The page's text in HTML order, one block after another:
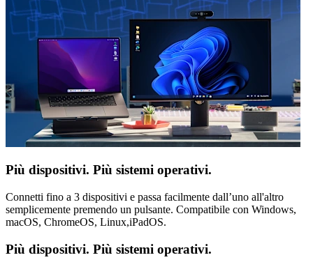
Più dispositivi. Più sistemi operativi.
Connetti fino a 3 dispositivi e passa facilmente dall’uno all'altro
semplicemente premendo un pulsante. Compatibile con Windows,
macOS, ChromeOS, Linux,iPadOS.
Più dispositivi. Più sistemi operativi.